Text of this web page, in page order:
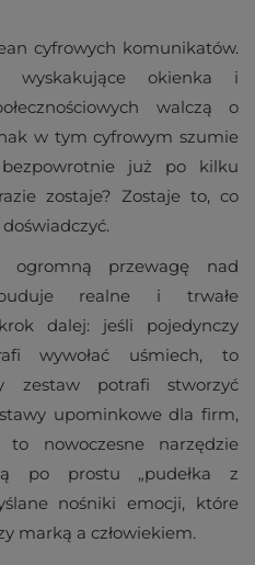
cyfrowych komunikatów.
wyskakujące okienka i
walczą o
w tym cyfrowym szumie
już po kilku
zostaje? Zostaje to, co
ogromną przewagę nad
realne i trwałe
dalej: jeśli pojedynczy
wywołać uśmiech, to
zestaw potrafi stworzyć
upominkowe dla firm,
nowoczesne narzędzie
po prostu „pudełka z
nośniki emocji, które
marką a człowiekiem.